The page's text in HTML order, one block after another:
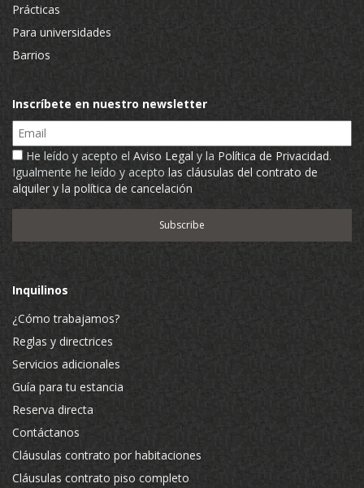
Prácticas
Para universidades
Barrios
Inscríbete en nuestro newsletter
Email
He leído y acepto el Aviso Legal y la Política de Privacidad.
Igualmente he leído y acepto las cláusulas del contrato de
alquiler y la política de cancelación
Inquilinos
¿Cómo trabajamos?
Reglas y directrices
Servicios adicionales
Guía para tu estancia
Reserva directa
Contáctanos
Cláusulas contrato por habitaciones
Cláusulas contrato piso completo